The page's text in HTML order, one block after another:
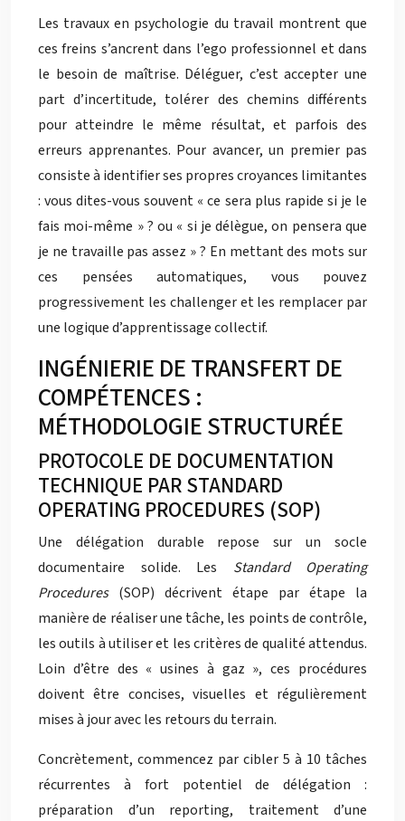
Les travaux en psychologie du travail montrent que
ces freins s’ancrent dans l’ego professionnel et dans
le besoin de maîtrise. Déléguer, c’est accepter une
part d’incertitude, tolérer des chemins différents
pour atteindre le même résultat, et parfois des
erreurs apprenantes. Pour avancer, un premier pas
consiste à identifier ses propres croyances limitantes
: vous dites-vous souvent « ce sera plus rapide si je le
fais moi-même » ? ou « si je délègue, on pensera que
je ne travaille pas assez » ? En mettant des mots sur
ces pensées automatiques, vous pouvez
progressivement les challenger et les remplacer par
une logique d’apprentissage collectif.
INGÉNIERIE DE TRANSFERT DE
COMPÉTENCES :
MÉTHODOLOGIE STRUCTURÉE
PROTOCOLE DE DOCUMENTATION
TECHNIQUE PAR STANDARD
OPERATING PROCEDURES (SOP)
Une délégation durable repose sur un socle
documentaire solide. Les Standard Operating
Procedures(SOP) décrivent étape par étape la
manière de réaliser une tâche, les points de contrôle,
les outils à utiliser et les critères de qualité attendus.
Loin d’être des « usines à gaz », ces procédures
doivent être concises, visuelles et régulièrement
mises à jour avec les retours du terrain.
Concrètement, commencez par cibler 5 à 10 tâches
récurrentes à fort potentiel de délégation :
préparation d’un reporting, traitement d’une